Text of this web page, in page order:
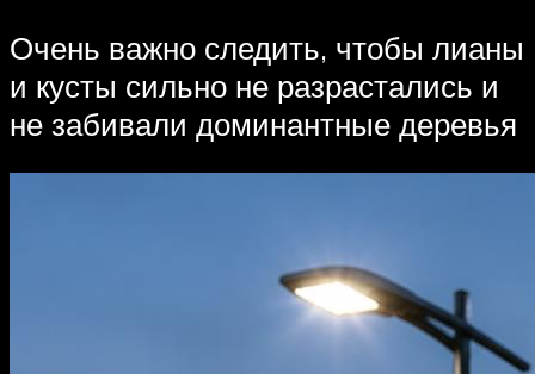
Очень важно следить, чтобы лианы
и кусты сильно не разрастались и
не забивали доминантные деревья